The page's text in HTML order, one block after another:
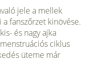
jele a mellek
fanszőrzet kinövése.
és nagy ajka
ciklus
üteme már